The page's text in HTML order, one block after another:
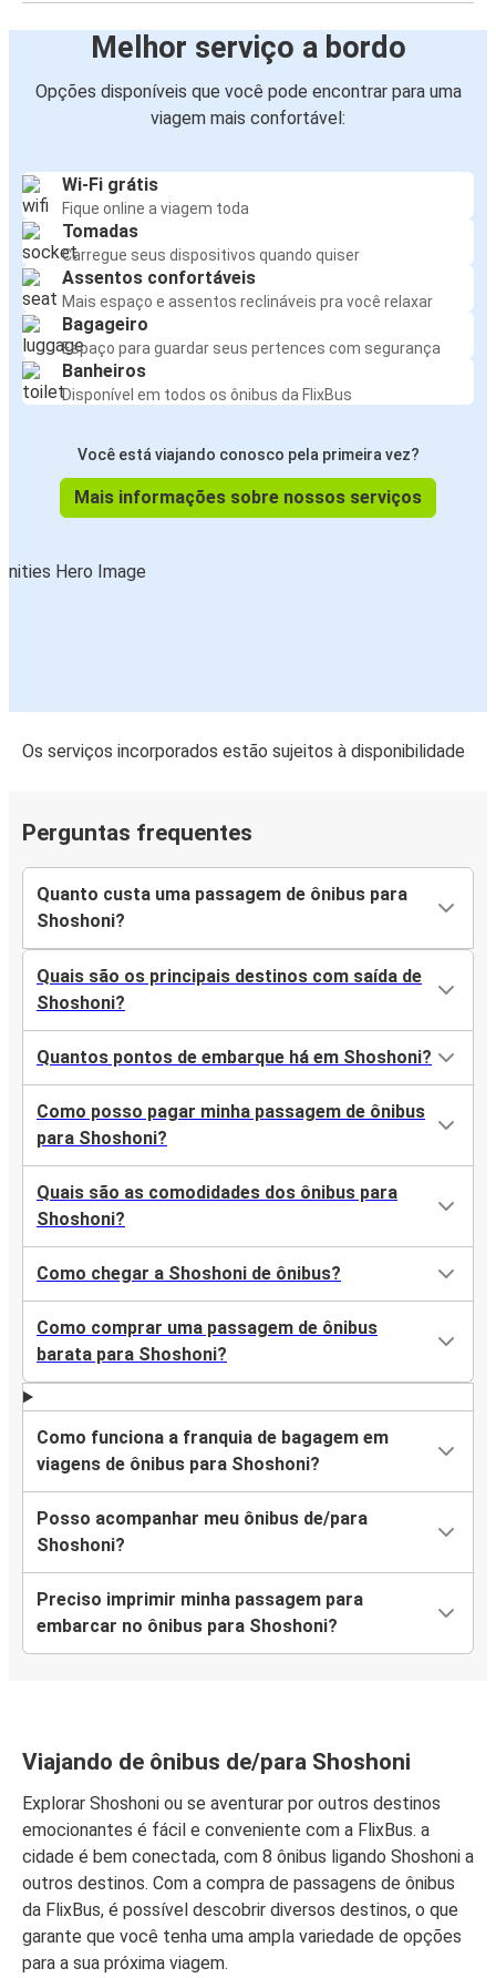
Melhor serviço a bordo
Opções disponíveis que você pode encontrar para uma
viagem mais confortável:
Wi-Fi grátis
Fique online a viagem toda
Tomadas
Carregue seus dispositivos quando quiser
Assentos confortáveis
Mais espaço e assentos reclináveis pra você relaxar
Bagageiro
Espaço para guardar seus pertences com segurança
Banheiros
Disponível em todos os ônibus da FlixBus
Você está viajando conosco pela primeira vez?
Mais informações sobre nossos serviços
Os serviços incorporados estão sujeitos à disponibilidade
Perguntas frequentes
Quanto custa uma passagem de ônibus para
Shoshoni?
Quais são os principais destinos com saída de
Shoshoni?
Quantos pontos de embarque há em Shoshoni?
Como posso pagar minha passagem de ônibus
para Shoshoni?
Quais são as comodidades dos ônibus para
Shoshoni?
Como chegar a Shoshoni de ônibus?
Como comprar uma passagem de ônibus
barata para Shoshoni?
Como funciona a franquia de bagagem em
viagens de ônibus para Shoshoni?
Posso acompanhar meu ônibus de/para
Shoshoni?
Preciso imprimir minha passagem para
embarcar no ônibus para Shoshoni?
Viajando de ônibus de/para Shoshoni
Explorar Shoshoni ou se aventurar por outros destinos
emocionantes é fácil e conveniente com a FlixBus. a
cidade é bem conectada, com 8 ônibus ligando Shoshoni a
outros destinos. Com a compra de passagens de ônibus
da FlixBus, é possível descobrir diversos destinos, o que
garante que você tenha uma ampla variedade de opções
para a sua próxima viagem.